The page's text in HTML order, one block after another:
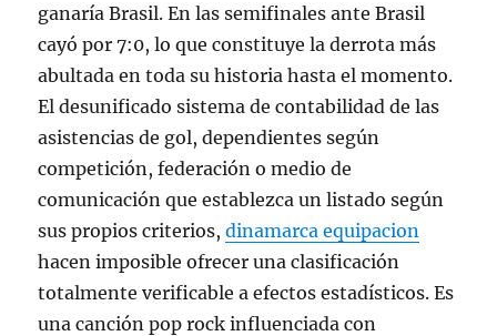
ganaría Brasil. En las semifinales ante Brasil
cayó por 7:0, lo que constituye la derrota más
abultada en toda su historia hasta el momento.
El desunificado sistema de contabilidad de las
asistencias de gol, dependientes según
competición, federación o medio de
comunicación que establezca un listado según
sus propios criterios,dinamarca equipacion
hacen imposible ofrecer una clasificación
totalmente verificable a efectos estadísticos. Es
una canción pop rock influenciada con